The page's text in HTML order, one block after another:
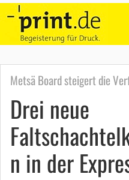
Metsä Board steigert die
Drei neue
n in der